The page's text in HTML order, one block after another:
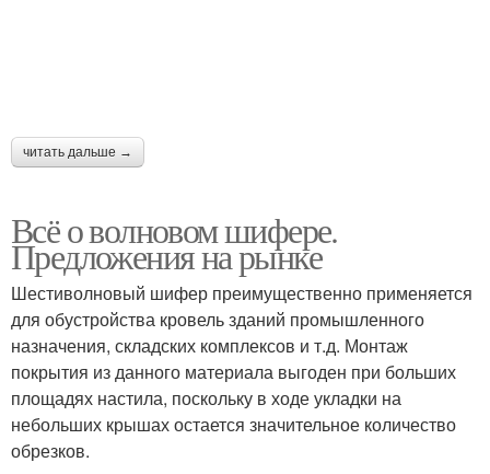
читать дальше →
Всё о волновом шифере.
Предложения на рынке
Шестиволновый шифер преимущественно применяется
для обустройства кровель зданий промышленного
назначения, складских комплексов и т.д. Монтаж
покрытия из данного материала выгоден при больших
площадях настила, поскольку в ходе укладки на
небольших крышах остается значительное количество
обрезков.